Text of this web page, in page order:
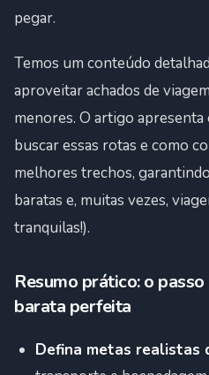
pegar.
Temos um conteúdo
aproveitar achados de
menores. O artigo apresenta
buscar essas rotas e como
melhores trechos,
baratas e, muitas vezes,
tranquilas!).
Resumo prático: o
barata perfeita
Defina metas realistas